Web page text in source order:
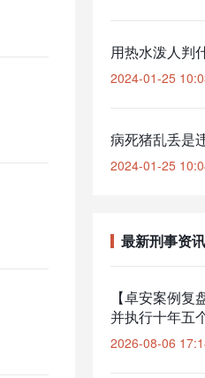
用热水泼人判
2024-01-25
病死猪乱丢是
2024-01-25
最新刑事资讯
【卓安案例
并执行十年五
吗？
2026-08-06